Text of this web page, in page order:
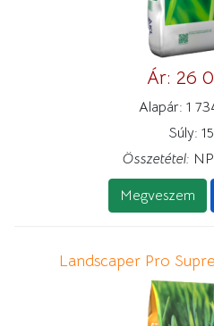
Ár: 26
Alapár: 1
Súly:
Összetétel:
Megveszem
Landscaper Pro